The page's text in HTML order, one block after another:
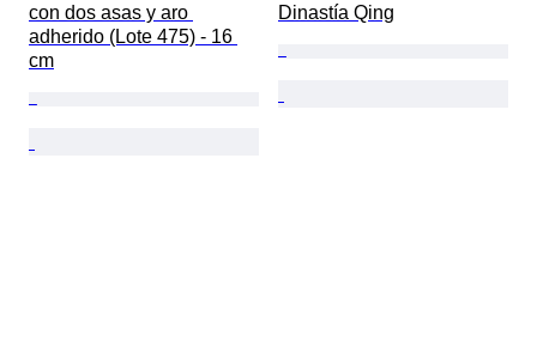
con dos asas y aro
adherido (Lote 475) - 16
cm
Dinastía Qing